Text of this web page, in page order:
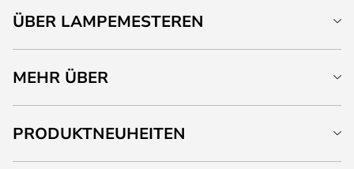
ÜBER LAMPEMESTEREN
MEHR ÜBER
PRODUKTNEUHEITEN